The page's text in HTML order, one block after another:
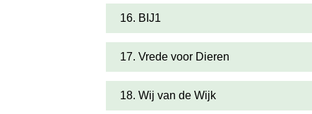
16. BIJ1
17. Vrede voor Dieren
18. Wij van de Wijk